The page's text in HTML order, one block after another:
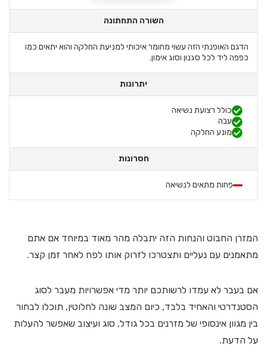
השורה התחתונה
הדגם האופנתי הזה עשוי מחומר איכותי למניעת החלקה והוא יתאים כמו
כפפה ליד לכל סגנון וסוג אימון.
יתרונות
כולל רצועת נשיאה
עבה
מונע החלקה
חסרונות
פחות מתאים לנשיאה
המזרן החבוט והנחות הזה יתבלה מהר מאוד במיוחד אם אתם
מתאמנים עם נעליים ותצטרכו לזרוק אותו לפח לאחר זמן קצר.
אם בעבר לא עמדו לרשותכם יותר מדי אפשרויות מעבר לסוג
הסטנדרטי והאחיד בלבד, כיום המצב שונה לחלוטין, תוכלו לבחור
בין מגוון אינסופי של מזרנים בכל גודל, סוג ועיצוב שאפשר להעלות
על הדעת.